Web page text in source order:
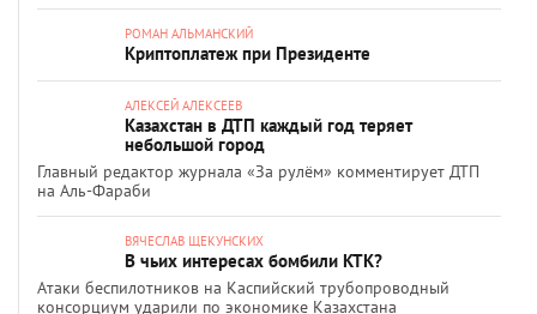
РОМАН АЛЬМАНСКИЙ
Криптоплатеж при Президенте
АЛЕКСЕЙ АЛЕКСЕЕВ
Казахстан в ДТП каждый год теряет
небольшой город
Главный редактор журнала «За рулём» комментирует ДТП
на Аль-Фараби
ВЯЧЕСЛАВ ЩЕКУНСКИХ
В чьих интересах бомбили КТК?
Атаки беспилотников на Каспийский трубопроводный
консорциум ударили по экономике Казахстана